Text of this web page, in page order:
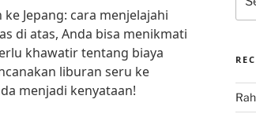
Jepang: cara menjelajahi
di atas, Anda bisa menikmati
khawatir tentang biaya
liburan seru ke
menjadi kenyataan!
for: